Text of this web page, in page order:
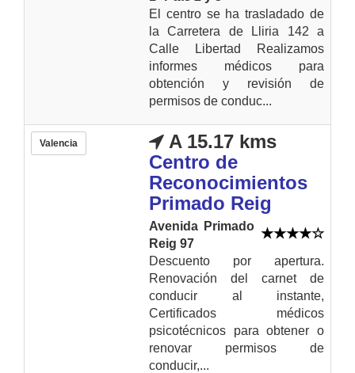
El centro se ha trasladado de
la Carretera de Lliria 142 a
Calle Libertad Realizamos
informes médicos para
obtención y revisión de
permisos de conduc...
Valencia
A 15.17 kms
Centro de
Reconocimientos
Primado Reig
Avenida Primado
Reig 97
Descuento por apertura.
Renovación del carnet de
conducir al instante,
Certificados médicos
psicotécnicos para obtener o
renovar permisos de
conducir,...